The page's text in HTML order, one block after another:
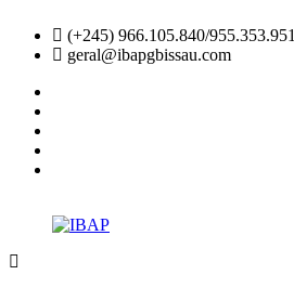
content
(+245) 966.105.840/955.353.951
geral@ibapgbissau.com